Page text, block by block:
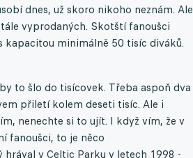
dnes, už skoro nikoho neznám. Ale
vyprodaných. Skotští fanoušci
minimálně 50 tisíc diváků.
to šlo do tisícovek. Třeba aspoň dva
přiletí kolem deseti tisíc. Ale i
nenechte si to ujít. I když vím, že v
fanoušci, to je něco
v Celtic Parku v letech 1998 -